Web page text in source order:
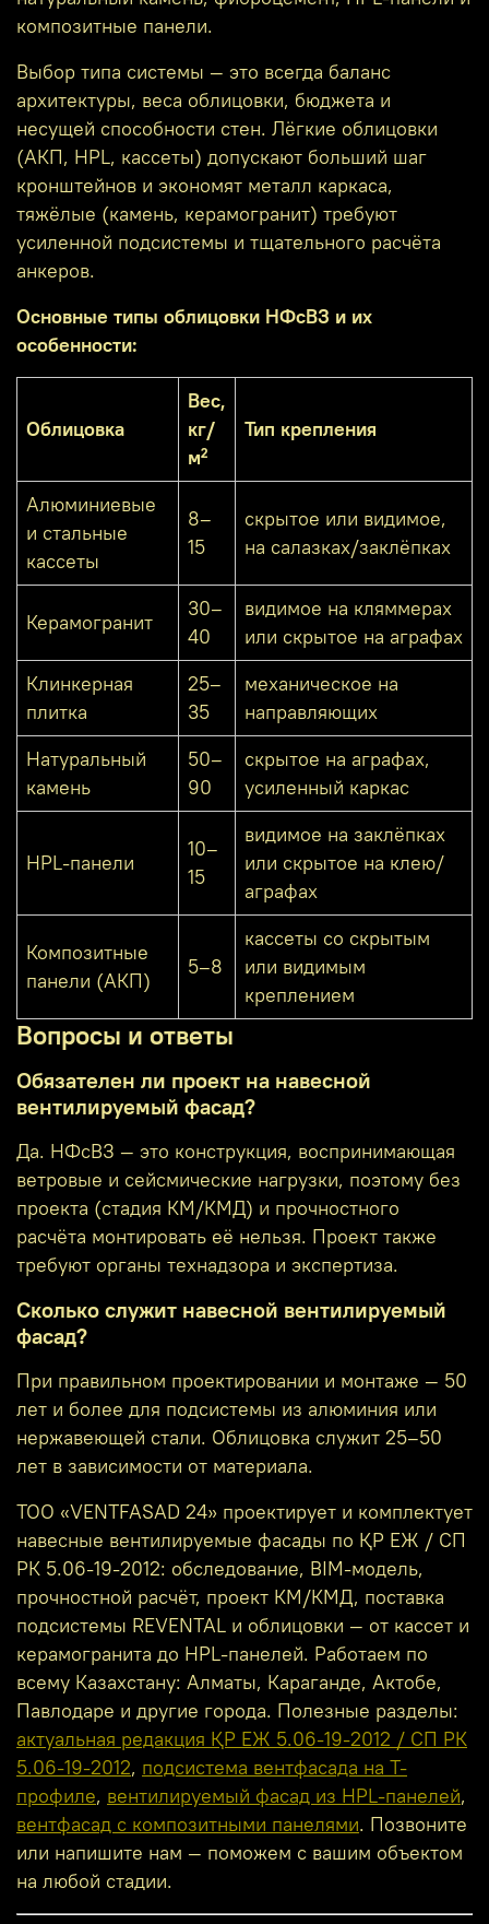
композитные панели.
Выбор типа системы — это всегда баланс
архитектуры, веса облицовки, бюджета и
несущей способности стен. Лёгкие облицовки
(АКП, HPL, кассеты) допускают больший шаг
кронштейнов и экономят металл каркаса,
тяжёлые (камень, керамогранит) требуют
усиленной подсистемы и тщательного расчёта
анкеров.
Основные типы облицовки НФсВЗ и их
особенности:
Облицовка
Вес,
кг/
м²
Тип крепления
Алюминиевые
и стальные
кассеты
8–
15
скрытое или видимое,
на салазках/заклёпках
Керамогранит
30–
40
видимое на кляммерах
или скрытое на аграфах
Клинкерная
плитка
25–
35
механическое на
направляющих
Натуральный
камень
50–
90
скрытое на аграфах,
усиленный каркас
HPL-панели
10–
15
видимое на заклёпках
или скрытое на клею/
аграфах
Композитные
панели (АКП)
5–8
кассеты со скрытым
или видимым
креплением
Вопросы и ответы
Обязателен ли проект на навесной
вентилируемый фасад?
Да. НФсВЗ — это конструкция, воспринимающая
ветровые и сейсмические нагрузки, поэтому без
проекта (стадия КМ/КМД) и прочностного
расчёта монтировать её нельзя. Проект также
требуют органы технадзора и экспертиза.
Сколько служит навесной вентилируемый
фасад?
При правильном проектировании и монтаже — 50
лет и более для подсистемы из алюминия или
нержавеющей стали. Облицовка служит 25–50
лет в зависимости от материала.
ТОО «VENTFASAD 24» проектирует и комплектует
навесные вентилируемые фасады по ҚР ЕЖ / СП
РК 5.06-19-2012: обследование, BIM-модель,
прочностной расчёт, проект КМ/КМД, поставка
подсистемы REVENTAL и облицовки — от кассет и
керамогранита до HPL-панелей. Работаем по
всему Казахстану: Алматы, Караганде, Актобе,
Павлодаре и другие города. Полезные разделы:
актуальная редакция ҚР ЕЖ 5.06-19-2012 / СП РК
5.06-19-2012, подсистема вентфасада на Т-
профиле, вентилируемый фасад из HPL-панелей,
вентфасад с композитными панелями. Позвоните
или напишите нам — поможем с вашим объектом
на любой стадии.